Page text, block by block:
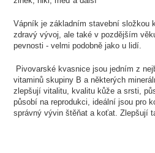
Vápník je základním stavební složkou
zdravý vývoj, ale také v pozdějším
pevnosti - velmi podobně jako u lidí.
Pivovarské kvasnice jsou jedním z
vitaminů skupiny B a některých
zlepšují vitalitu, kvalitu kůže a srsti,
působí na reprodukci, ideální jsou pro
správný vývin štěňat a koťat. Zlepšují